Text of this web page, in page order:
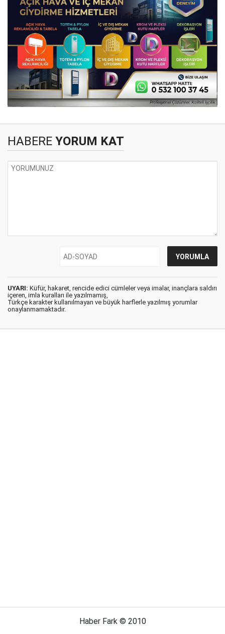
HABERE YORUM KAT
UYARI: Küfür, hakaret, rencide edici cümleler veya imalar, inançlara saldırı
içeren, imla kuralları ile yazılmamış,
Türkçe karakter kullanılmayan ve büyük harflerle yazılmış yorumlar
onaylanmamaktadır.
Haber Fark © 2010